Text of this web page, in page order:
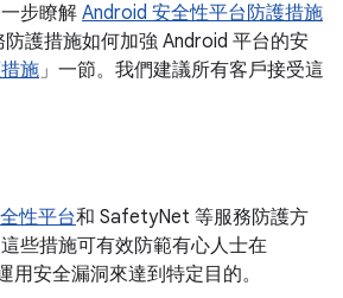
步瞭解 Android 安全性平台防護措施
護措施如何加強 Android 平台的安
施」一節。我們建議所有客戶接受這
性平台和 SafetyNet 等服務防護方
些措施可有效防範有心人士在
用安全漏洞來達到特定目的。